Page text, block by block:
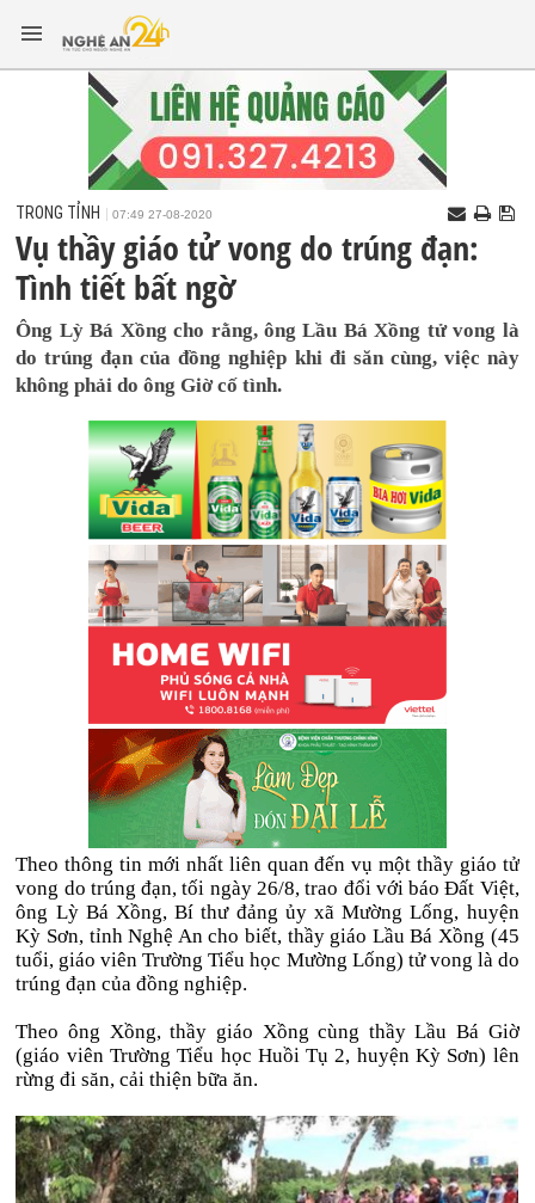
TRONG TỈNH 07:49 27-08-2020
Vụ thầy giáo tử vong do trúng đạn:
Tình tiết bất ngờ
Ông Lỳ Bá Xồng cho rằng, ông Lầu Bá Xồng tử vong là
do trúng đạn của đồng nghiệp khi đi săn cùng, việc này
không phải do ông Giờ cố tình.
Theo thông tin mới nhất liên quan đến vụ một thầy giáo tử
vong do trúng đạn, tối ngày 26/8, trao đổi với báo Đất Việt,
ông Lỳ Bá Xồng, Bí thư đảng ủy xã Mường Lống, huyện
Kỳ Sơn, tỉnh Nghệ An cho biết, thầy giáo Lầu Bá Xồng (45
tuổi, giáo viên Trường Tiểu học Mường Lống) tử vong là do
trúng đạn của đồng nghiệp.
Theo ông Xồng, thầy giáo Xồng cùng thầy Lầu Bá Giờ
(giáo viên Trường Tiểu học Huồi Tụ 2, huyện Kỳ Sơn) lên
rừng đi săn, cải thiện bữa ăn.